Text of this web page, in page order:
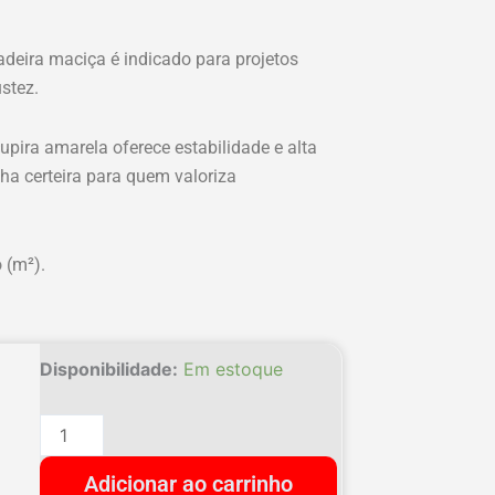
maciça é indicado para projetos
amarela oferece estabilidade e alta
certeira para quem valoriza
Disponibilidade: Em estoque
Taco
Amarela
Extra
Adicionar ao carrinho